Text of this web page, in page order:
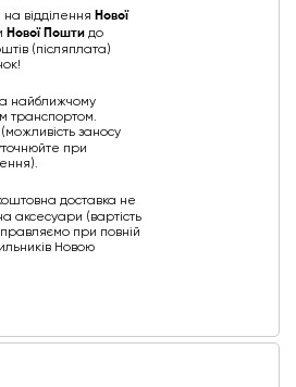
на відділення Нової
Нової Пошти до
(післяплата)
найближчому
транспортом.
заносу
при
доставка не
аксесуари (вартість
при повній
Новою